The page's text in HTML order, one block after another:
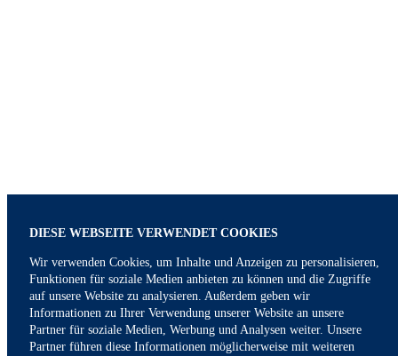
DIESE WEBSEITE VERWENDET COOKIES
Wir verwenden Cookies, um Inhalte und Anzeigen zu personalisieren,
Funktionen für soziale Medien anbieten zu können und die Zugriffe
auf unsere Website zu analysieren. Außerdem geben wir
Informationen zu Ihrer Verwendung unserer Website an unsere
Partner für soziale Medien, Werbung und Analysen weiter. Unsere
Partner führen diese Informationen möglicherweise mit weiteren